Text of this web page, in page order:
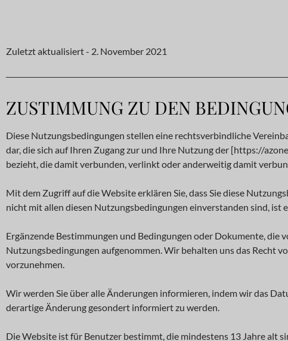
Zuletzt aktualisiert - 2. November 2021
ZUSTIMMUNG ZU DEN
Diese Nutzungsbedingungen stellen eine rechtsverbindliche
dar, die sich auf Ihren Zugang zur und Ihre Nutzung der [https://
bezieht, die damit verbunden, verlinkt oder anderweitig damit
Mit dem Zugriff auf die Website erklären Sie, dass Sie diese
nicht mit allen diesen Nutzungsbedingungen einverstanden sind, ist
Ergänzende Bestimmungen und Bedingungen oder Dokumente,
Nutzungsbedingungen aufgenommen. Wir behalten uns das Recht
vorzunehmen.
Wir werden Sie über alle Änderungen informieren, indem wir das
derartige Änderung gesondert informiert zu werden.
Die Website ist für Benutzer bestimmt, die mindestens 13 Jahre alt